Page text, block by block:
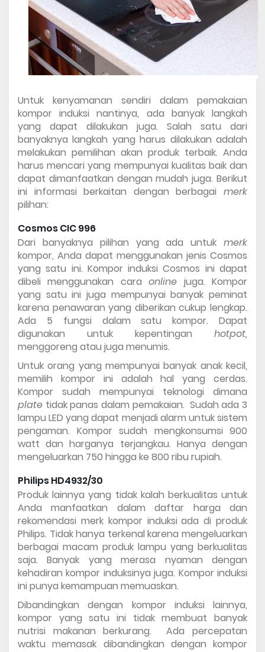
Untuk kenyamanan sendiri dalam pemakaian
kompor induksi nantinya, ada banyak langkah
yang dapat dilakukan juga. Salah satu dari
banyaknya langkah yang harus dilakukan adalah
melakukan pemilihan akan produk terbaik. Anda
harus mencari yang mempunyai kualitas baik dan
dapat dimanfaatkan dengan mudah juga. Berikut
ini informasi berkaitan dengan berbagai
pilihan:
Cosmos CIC 996
Dari banyaknya pilihan yang ada untuk
kompor, Anda dapat menggunakan jenis Cosmos
yang satu ini. Kompor induksi Cosmos ini dapat
dibeli menggunakan cara online juga. Kompor
yang satu ini juga mempunyai banyak peminat
karena penawaran yang diberikan cukup lengkap.
Ada 5 fungsi dalam satu kompor. Dapat
digunakan untuk kepentingan
menggoreng atau juga menumis.
Untuk orang yang mempunyai banyak anak kecil,
memilih kompor ini adalah hal yang cerdas.
plate tidak panas dalam pemakaian.  Sudah ada 3
lampu LED yang dapat menjadi alarm untuk sistem
pengaman. Kompor sudah mengkonsumsi 900
watt dan harganya terjangkau. Hanya dengan
mengeluarkan 750 hingga ke 800 ribu rupiah.
Philips HD4932/30
Produk lainnya yang tidak kalah berkualitas untuk
Anda manfaatkan dalam daftar harga dan
rekomendasi merk kompor induksi ada di produk
Philips. Tidak hanya terkenal karena mengeluarkan
berbagai macam produk lampu yang berkualitas
saja. Banyak yang merasa nyaman dengan
kehadiran kompor induksinya juga. Kompor induksi
ini punya kemampuan memuaskan.
Dibandingkan dengan kompor induksi lainnya,
kompor yang satu ini tidak membuat banyak
nutrisi makanan berkurang.  Ada percepatan
waktu memasak dibandingkan dengan kompor